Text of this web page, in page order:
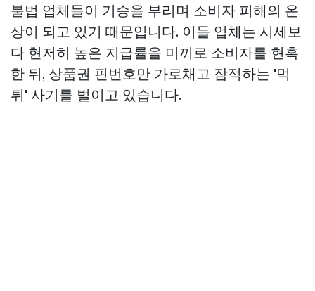
불법 업체들이 기승을 부리며 소비자 피해의 온
상이 되고 있기 때문입니다. 이들 업체는 시세보
다 현저히 높은 지급률을 미끼로 소비자를 현혹
한 뒤, 상품권 핀번호만 가로채고 잠적하는 '먹
튀' 사기를 벌이고 있습니다.